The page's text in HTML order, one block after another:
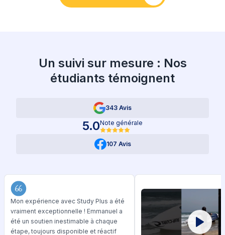
Un suivi sur mesure : Nos
étudiants témoignent
343 Avis
5.0Note générale
107 Avis
Mon expérience avec Study Plus a été
vraiment exceptionnelle ! Emmanuel a
été un soutien inestimable à chaque
étape, toujours disponible et réactif